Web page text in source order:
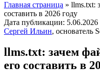
Главная страница » llms.txt:
составить в 2026 году
Дата публикации: 5.06.2026
Сергей Ильин, основатель
llms.txt: зачем
его составить в